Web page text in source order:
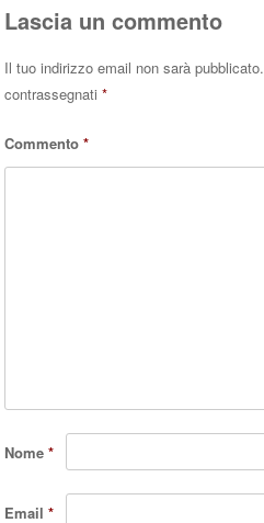
Lascia un commento
Il tuo indirizzo email non sarà pubblicato.
contrassegnati*
Commento*
Nome*
Email*